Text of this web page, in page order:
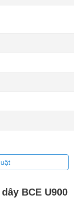
BCE U900